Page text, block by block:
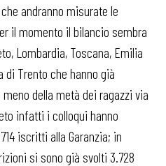
andranno misurate le
il momento il bilancio sembra
Lombardia, Toscana, Emilia
di Trento che hanno già
della metà dei ragazzi via
infatti i colloqui hanno
iscritti alla Garanzia; in
si sono già svolti 3.728